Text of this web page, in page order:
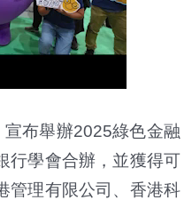
布舉辦2025綠色金融
行學會合辦，並獲得可
管理有限公司、香港科